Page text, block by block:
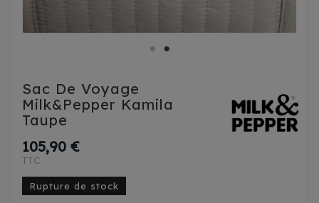
Sac De Voyage
Milk&Pepper Kamila
Taupe
105,90 €
TTC
Rupture de stock